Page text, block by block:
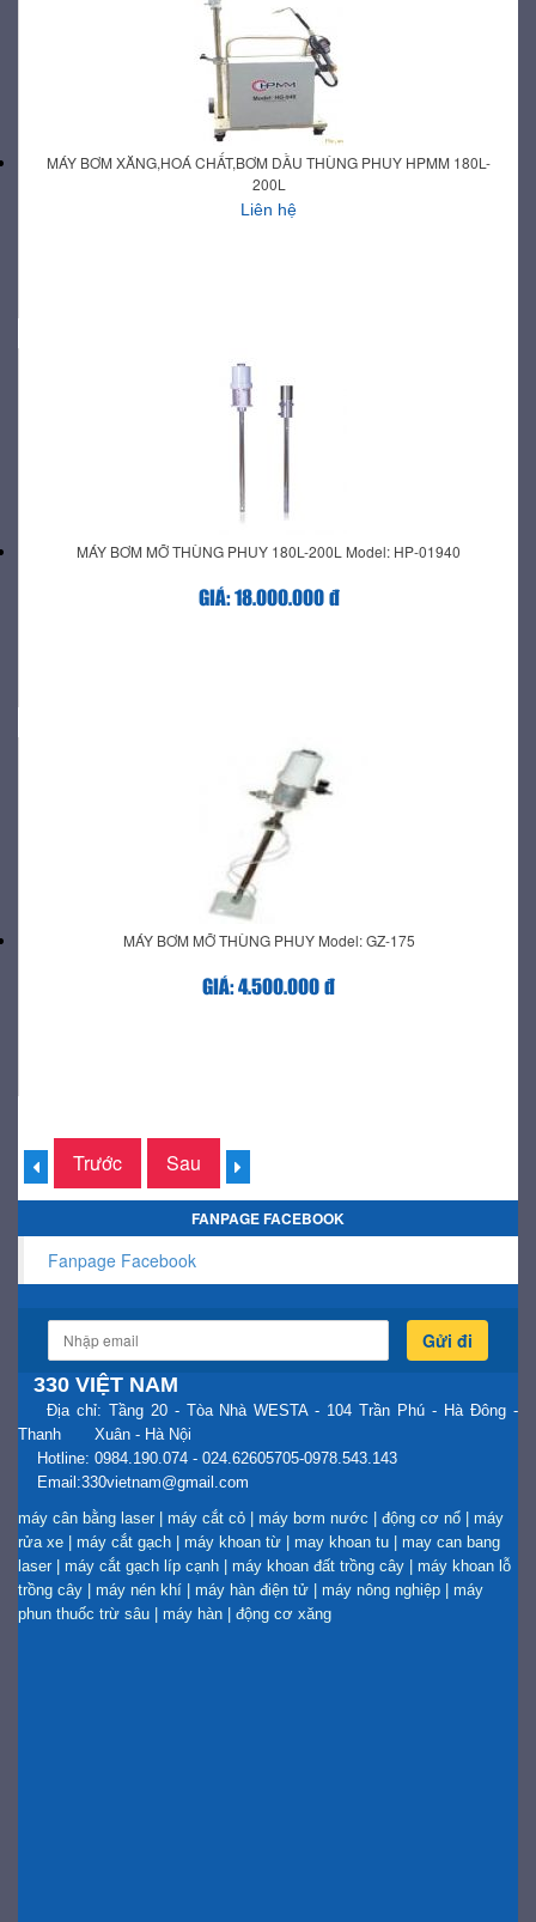
MÁY BƠM XĂNG,HOÁ CHẤT,BƠM DẦU THÙNG PHUY HPMM 180L-
200L
Liên hệ
MÁY BƠM MỠ THÙNG PHUY 180L-200L Model: HP-01940
GIÁ: 18.000.000 đ
MÁY BƠM MỠ THÙNG PHUY Model: GZ-175
GIÁ: 4.500.000 đ
Trước Sau
FANPAGE FACEBOOK
Fanpage Facebook
Gửi đi
330 VIỆT NAM
Địa chỉ: Tầng 20 - Tòa Nhà WESTA - 104 Trần Phú - Hà Đông -
Thanh Xuân - Hà Nội
Hotline: 0984.190.074 - 024.62605705-0978.543.143
Email:330vietnam@gmail.com
máy cân bằng laser | máy cắt cỏ | máy bơm nước | động cơ nổ | máy
rửa xe | máy cắt gạch | máy khoan từ | may khoan tu | may can bang
laser | máy cắt gạch líp cạnh | máy khoan đất trồng cây | máy khoan lỗ
trồng cây | máy nén khí | máy hàn điện tử | máy nông nghiệp | máy
phun thuốc trừ sâu | máy hàn | động cơ xăng